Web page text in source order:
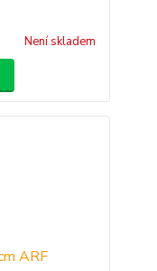
Není skladem